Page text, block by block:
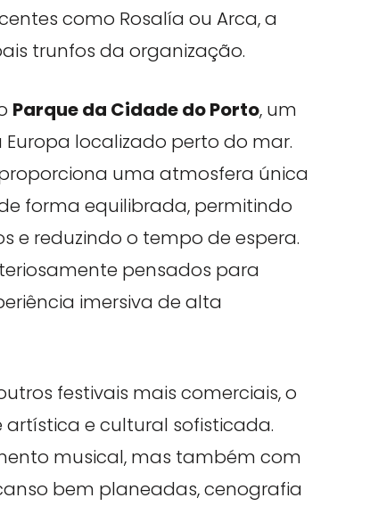
como Rosalía ou Arca, a
trunfos da organização.
Parque da Cidade do Porto, um
localizado perto do mar.
uma atmosfera única
forma equilibrada, permitindo
e reduzindo o tempo de espera.
pensados para
imersiva de alta
festivais mais comerciais, o
e cultural sofisticada.
musical, mas também com
bem planeadas, cenografia